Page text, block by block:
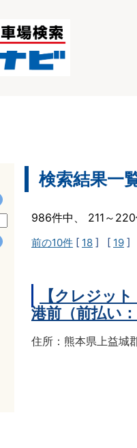
検索結果一
986件中、 211～
前の10件 [ 18 ] [ 19 ]
【クレジッ
港前（前払い
住所：熊本県上益城